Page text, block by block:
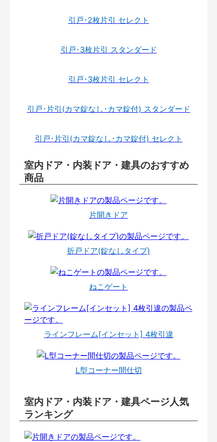
引戸･2枚片引 セレクト
引戸･3枚片引 スタンダード
引戸･3枚片引 セレクト
引戸･片引(カマ錠なし･カマ錠付) スタンダード
引戸･片引(カマ錠なし･カマ錠付) セレクト
室内ドア・内装ドア・建具のおすすめ
商品
片開きドア
折戸ドア(錠なしタイプ)
ねこゲート
ラインフレーム[インセット] 4枚引違
L型コーナー間仕切
室内ドア・内装ドア・建具ページ人気
ランキング